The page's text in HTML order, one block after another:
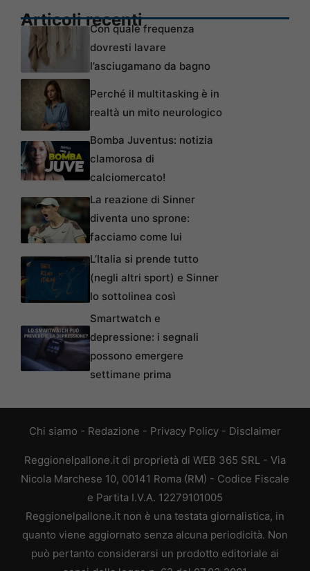
Articoli recentiCon quale frequenza
dovresti lavare
l’asciugamano da bagno
Perché il multitasking è in
realtà un mito neurologico
Bomba Juventus: notizia
clamorosa di
calciomercato!
La reazione di Sinner
diventa uno sprone:
facciamo come lui
L’Italia si prende tutto
(negli altri sport) e Sinner
lo sottolinea così
Smartwatch e
depressione: i segnali
possono emergere
settimane prima
Chi siamo - Redazione - Privacy Policy - Disclaimer
Reggionelpallone.it di proprietà di WEB 365 SRL - Via
Nicola Marchese 10, 00141 Roma (RM) - Codice Fiscale
e Partita I.V.A. 12279101005
Reggionelpallone.it non è una testata giornalistica, in
quanto viene aggiornato senza alcuna periodicità. Non
può pertanto considerarsi un prodotto editoriale ai